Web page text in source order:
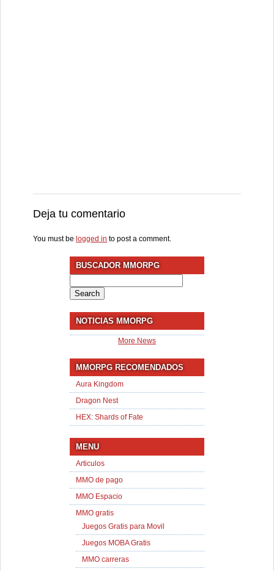
Deja tu comentario
You must be logged in to post a comment.
BUSCADOR MMORPG
for:
NOTICIAS MMORPG
More News
MMORPG RECOMENDADOS
Aura Kingdom
Dragon Nest
HEX: Shards of Fate
MENU
Articulos
MMO de pago
MMO Espacio
MMO gratis
Juegos Gratis para Movil
Juegos MOBA Gratis
MMO carreras